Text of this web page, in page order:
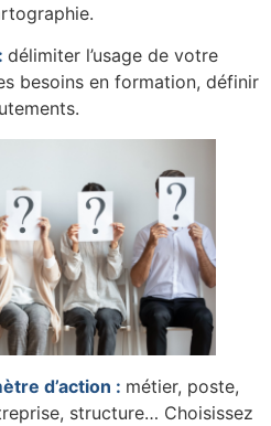
délimiter l’usage de votre
besoins en formation, définir
d’action : métier, poste,
structure… Choisissez